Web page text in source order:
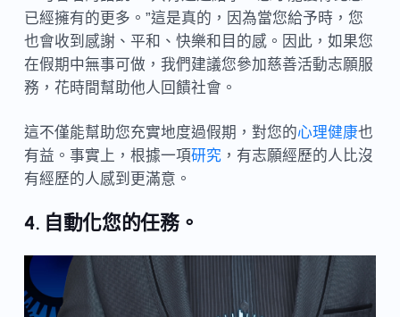
已經擁有的更多。”這是真的，因為當您給予時，您
也會收到感謝、平和、快樂和目的感。因此，如果您
在假期中無事可做，我們建議您參加慈善活動志願服
務，花時間幫助他人回饋社會。
這不僅能幫助您充實地度過假期，對您的心理健康也
有益。事實上，根據一項研究，有志願經歷的人比沒
有經歷的人感到更滿意。
4. 自動化您的任務。